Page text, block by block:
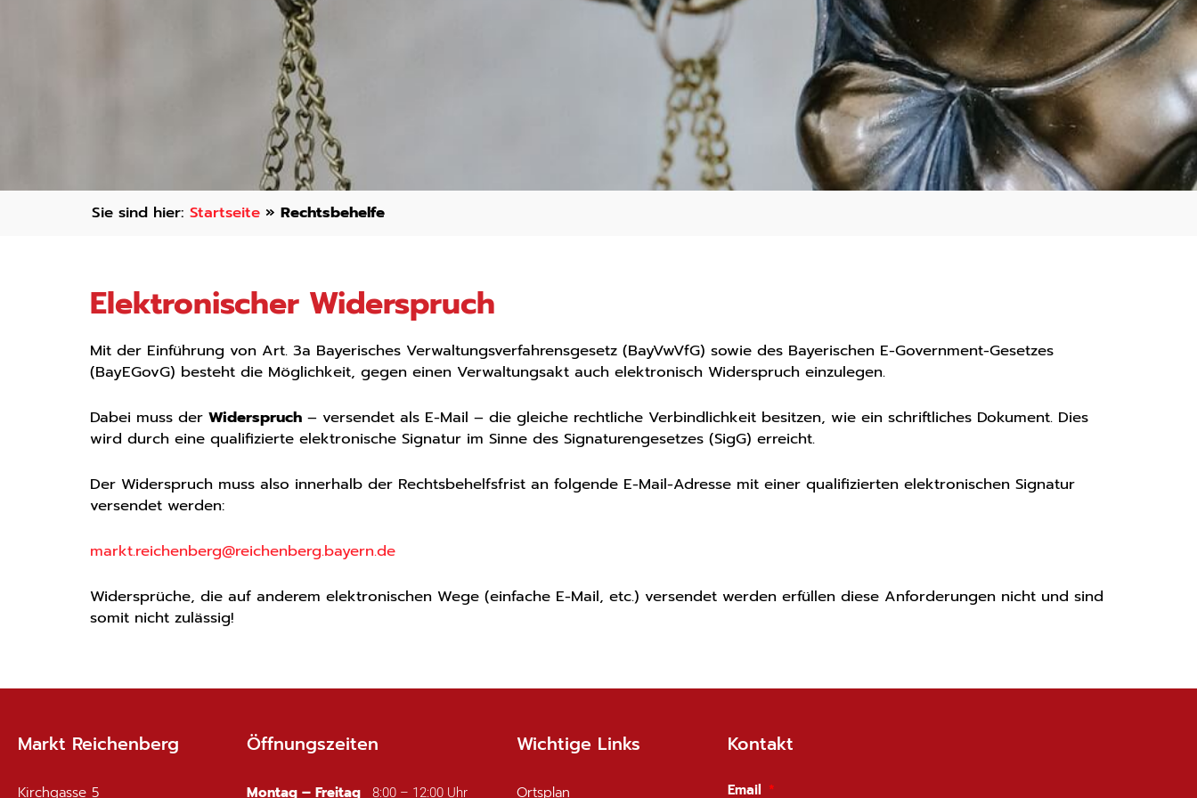
Startseite» Rechtsbehelfe
Elektronischer Widerspruch
Mit der Einführung von Art. 3a Bayerisches Verwaltungsverfahrensgesetz (BayVwVfG) sowie des Bayerischen E-Government-Gesetzes
(BayEGovG) besteht die Möglichkeit, gegen einen Verwaltungsakt auch elektronisch Widerspruch einzulegen.
Dabei muss der Widerspruch– versendet als E-Mail – die gleiche rechtliche Verbindlichkeit besitzen, wie ein schriftliches Dokument. Dies
wird durch eine qualifizierte elektronische Signatur im Sinne des Signaturengesetzes (SigG) erreicht.
Der Widerspruch muss also innerhalb der Rechtsbehelfsfrist an folgende E-Mail-Adresse mit einer qualifizierten elektronischen Signatur
versendet werden:
markt.reichenberg@reichenberg.bayern.de
Widersprüche, die auf anderem elektronischen Wege (einfache E-Mail, etc.) versendet werden erfüllen diese Anforderungen nicht und sind
somit nicht zulässig!
Markt Reichenberg
Kirchgasse 5
Öffnungszeiten
Montag – Freitag 8:00 – 12:00 Uhr
Wichtige Links
Ortsplan
Kontakt
Email